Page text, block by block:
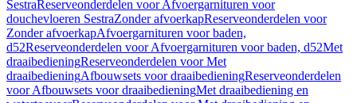
SestraReserveonderdelen voor Afvoergarnituren voor
douchevloeren SestraZonder afvoerkapReserveonderdelen voor
Zonder afvoerkapAfvoergarnituren voor baden,
d52Reserveonderdelen voor Afvoergarnituren voor baden, d52Met
draaibedieningReserveonderdelen voor Met
draaibedieningAfbouwsets voor draaibedieningReserveonderdelen
voor Afbouwsets voor draaibedieningMet draaibediening en